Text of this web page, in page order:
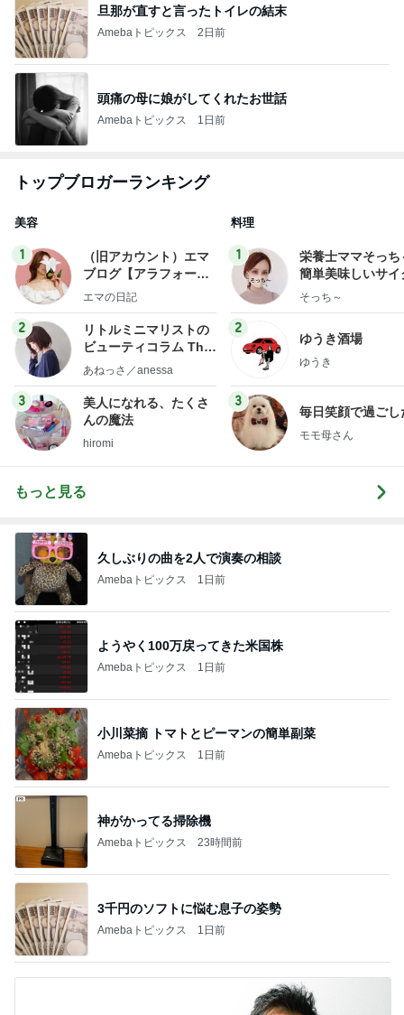
旦那が直すと言ったトイレの結末
Amebaトピックス 2日前
頭痛の母に娘がしてくれたお世話
Amebaトピックス 1日前
トップブロガーランキング
美容
1
（旧アカウント）エマ
ブログ【アラフォー会
社売却セカンドライ
エマの日記
2
リトルミニマリストの
ビューティコラム The
little minimalist's bea
あねっさ／anessa
3
美人になれる、たくさ
んの魔法
hiromi
料理
1
栄養士ママそっち
簡単美味しいサイ
献立
そっち～
2
ゆうき酒場
ゆうき
3
毎日笑顔で過ごし
モモ母さん
もっと見る
久しぶりの曲を2人で演奏の相談
Amebaトピックス 1日前
ようやく100万戻ってきた米国株
Amebaトピックス 1日前
小川菜摘 トマトとピーマンの簡単副菜
Amebaトピックス 1日前
神がかってる掃除機
Amebaトピックス 23時間前
3千円のソフトに悩む息子の姿勢
Amebaトピックス 1日前